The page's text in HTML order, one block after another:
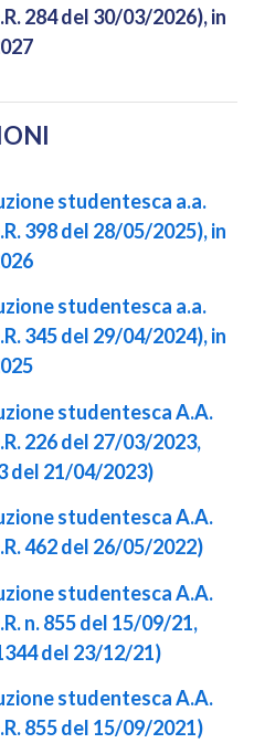
284 del 30/03/2026), in
studentesca a.a.
398 del 28/05/2025), in
studentesca a.a.
345 del 29/04/2024), in
studentesca A.A.
226 del 27/03/2023,
del 21/04/2023)
studentesca A.A.
462 del 26/05/2022)
studentesca A.A.
n. 855 del 15/09/21,
del 23/12/21)
studentesca A.A.
855 del 15/09/2021)